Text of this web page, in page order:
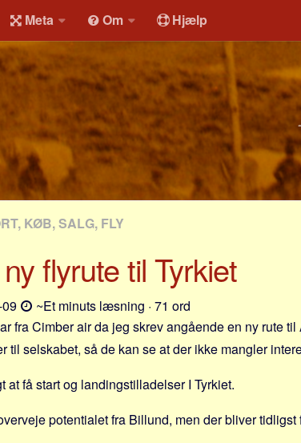
Meta Om Hjælp
KØB, SALG, FLY
flyrute til Tyrkiet
~Et minuts læsning · 71 ord
fra Cimber air da jeg skrev angående en ny rute
til selskabet, så de kan se at der ikke mangler
at få start og landingstilladelser I Tyrkiet.
potentialet fra Billund, men der bliver tidligst